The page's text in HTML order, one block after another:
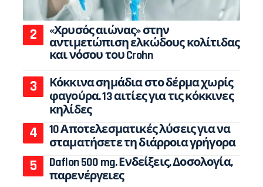
«Χρυσός αιώνας» στην
αντιμετώπιση ελκώδους κολίτιδας
και νόσου του Crohn
Κόκκινα σημάδια στο δέρμα χωρίς
φαγούρα. 13 αιτίες για τις κόκκινες
κηλίδες
10 Αποτελεσματικές λύσεις για να
σταματήσετε τη διάρροια γρήγορα
Daflon 500 mg. Ενδείξεις, Δοσολογία,
παρενέργειες